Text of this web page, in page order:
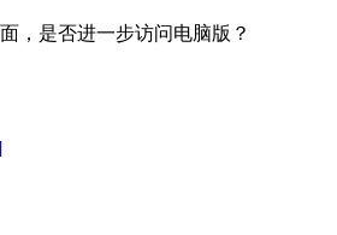
，是否进一步访问电脑版？